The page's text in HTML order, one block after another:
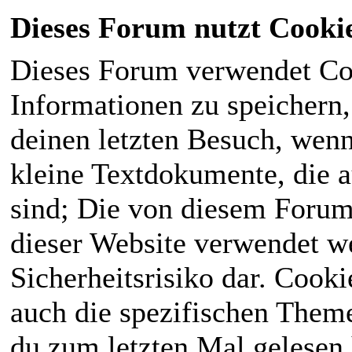
Dieses Forum nutzt
Dieses Forum verwendet
Informationen zu
deinen letzten Besuch,
kleine Textdokumente, die
sind; Die von diesem
dieser Website verwendet
Sicherheitsrisiko dar.
auch die spezifischen